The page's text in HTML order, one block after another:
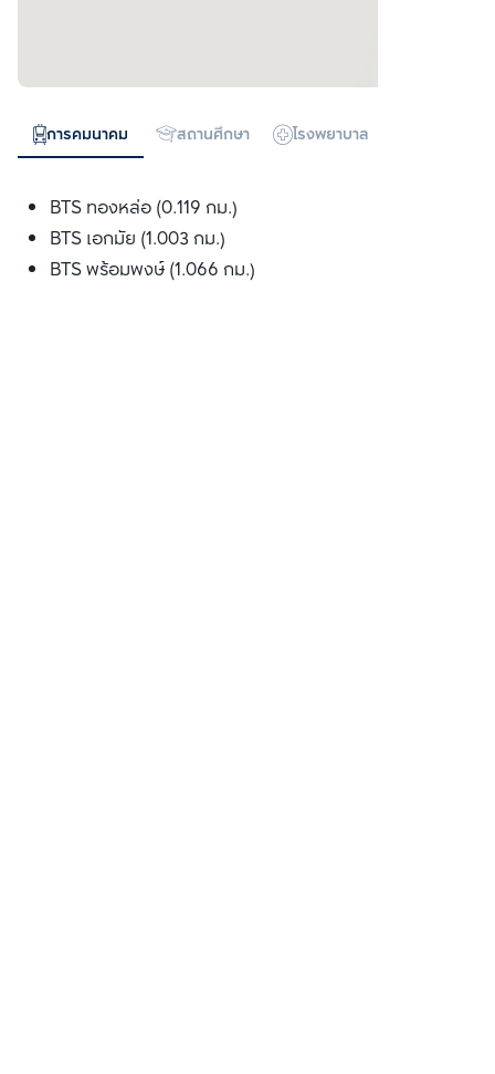
การคมนาคม สถานศึกษา โรงพยาบาล
BTS ทองหล่อ (0.119 กม.)
BTS เอกมัย (1.003 กม.)
BTS พร้อมพงษ์ (1.066 กม.)